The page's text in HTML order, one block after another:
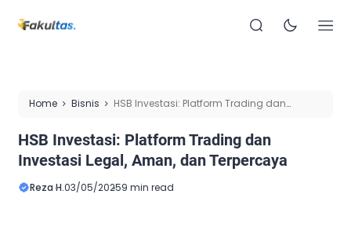
Home Bisnis
HSB Investasi: Platform Trading dan
HSB Investasi: Platform Trading dan
Investasi Legal, Aman, dan Terpercaya
Reza H.03/05/20259 min read